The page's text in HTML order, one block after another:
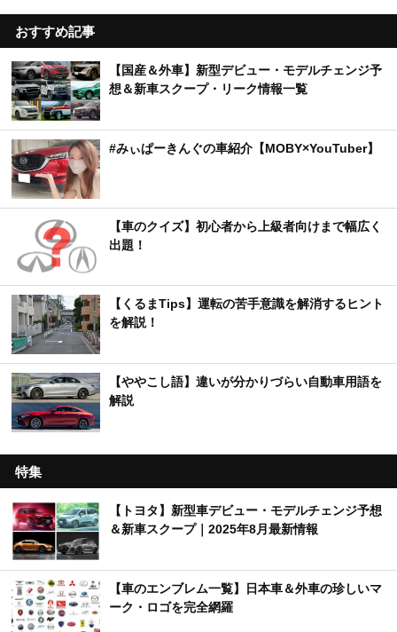
おすすめ記事
【国産＆外車】新型デビュー・モデルチェンジ予
想＆新車スクープ・リーク情報一覧
#みぃぱーきんぐの車紹介【MOBY×YouTuber】
【車のクイズ】初心者から上級者向けまで幅広く
出題！
【くるまTips】運転の苦手意識を解消するヒント
を解説！
【ややこし語】違いが分かりづらい自動車用語を
解説
特集
【トヨタ】新型車デビュー・モデルチェンジ予想
＆新車スクープ｜2025年8月最新情報
【車のエンブレム一覧】日本車＆外車の珍しいマ
ーク・ロゴを完全網羅